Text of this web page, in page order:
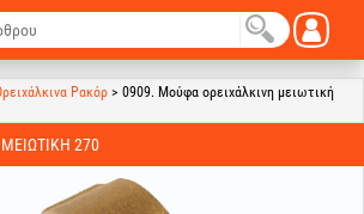
Ρακόρ > 0909. Μούφα ορειχάλκινη μειωτική
270